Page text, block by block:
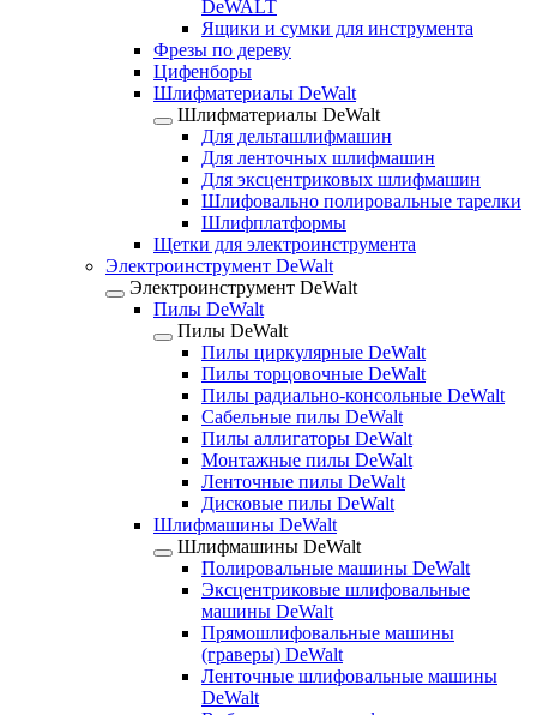
DeWALT
Ящики и сумки для инструмента
Фрезы по дереву
Цифенборы
Шлифматериалы DeWalt
Шлифматериалы DeWalt
Для дельташлифмашин
Для ленточных шлифмашин
Для эксцентриковых шлифмашин
Шлифовально полировальные тарелки
Шлифплатформы
Щетки для электроинструмента
Электроинструмент DeWalt
Электроинструмент DeWalt
Пилы DeWalt
Пилы DeWalt
Пилы циркулярные DeWalt
Пилы торцовочные DeWalt
Пилы радиально-консольные DeWalt
Сабельные пилы DeWalt
Пилы аллигаторы DeWalt
Монтажные пилы DeWalt
Ленточные пилы DeWalt
Дисковые пилы DeWalt
Шлифмашины DeWalt
Шлифмашины DeWalt
Полировальные машины DeWalt
Эксцентриковые шлифовальные
машины DeWalt
Прямошлифовальные машины
(граверы) DeWalt
Ленточные шлифовальные машины
DeWalt